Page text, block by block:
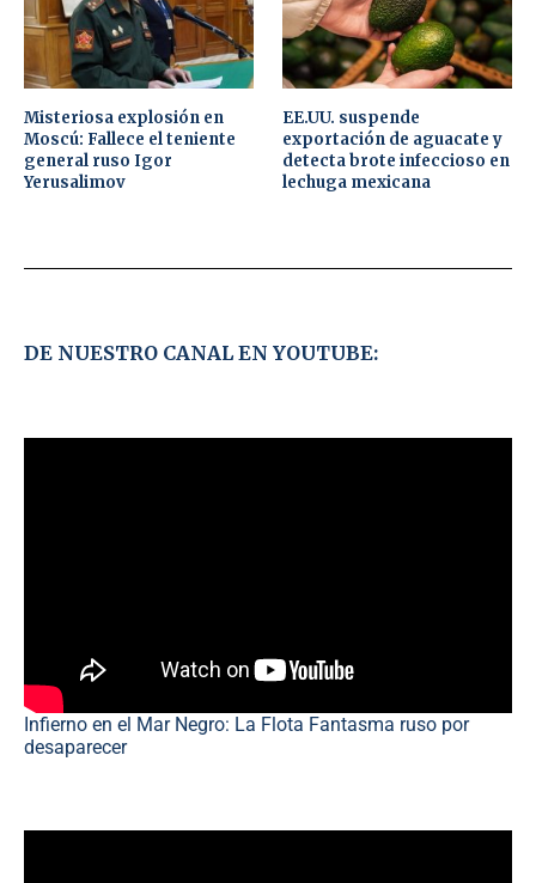
Misteriosa explosión en
Moscú: Fallece el teniente
general ruso Igor
Yerusalimov
EE.UU. suspende
exportación de aguacate y
detecta brote infeccioso en
lechuga mexicana
DE NUESTRO CANAL EN YOUTUBE:
Infierno en el Mar Negro: La Flota Fantasma ruso por
desaparecer